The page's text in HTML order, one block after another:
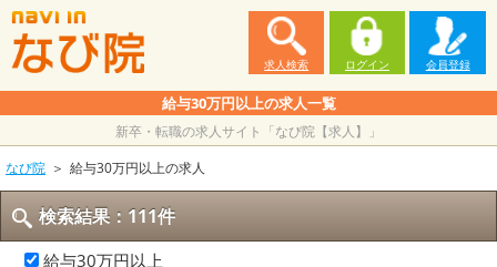
求人検索 ログイン 会員登録
給与30万円以上の求人一覧
新卒・転職の求人サイト「なび院【求人】」
なび院
給与30万円以上の求人
検索結果：111件
給与30万円以上